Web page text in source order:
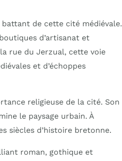
de cette cité médiévale.
d’artisanat et
rue du Jerzual, cette voie
et d’échoppes
religieuse de la cité. Son
le paysage urbain. À
siècles d’histoire bretonne.
roman, gothique et